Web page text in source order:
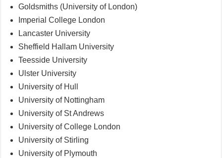
Goldsmiths (University of London)
Imperial College London
Lancaster University
Sheffield Hallam University
Teesside University
Ulster University
University of Hull
University of Nottingham
University of St Andrews
University of College London
University of Stirling
University of Plymouth